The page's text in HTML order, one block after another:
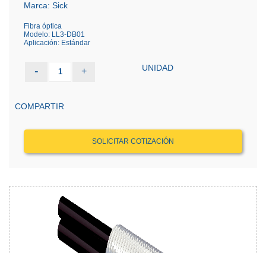
Marca: Sick
Fibra óptica
Modelo: LL3-DB01
Aplicación: Estándar
- 1 + UNIDAD
COMPARTIR
SOLICITAR COTIZACIÓN